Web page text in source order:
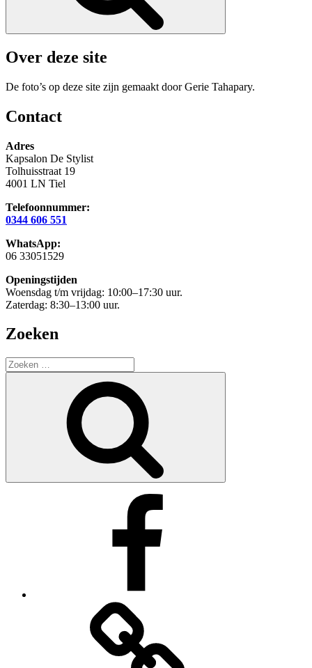
Over deze site
De foto’s op deze site zijn gemaakt door Gerie Tahapary.
Contact
Adres
Kapsalon De Stylist
Tolhuisstraat 19
4001 LN Tiel
Telefoonnummer:
0344 606 551
WhatsApp:
06 33051529
Openingstijden
Woensdag t/m vrijdag: 10:00–17:30 uur.
Zaterdag: 8:30–13:00 uur.
Zoeken
Zoeken
naar:
https://www.tiktok.com/@kapsalondestylist